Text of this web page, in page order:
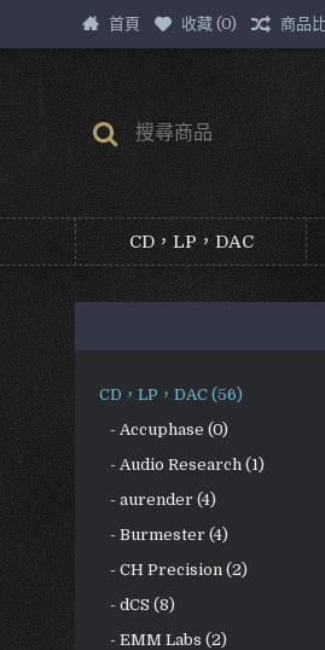
首頁 收藏 (0) 商品
CD，LP，DAC
CD，LP，DAC (56)
- Accuphase (0)
- Audio Research (1)
- aurender (4)
- Burmester (4)
- CH Precision (2)
- dCS (8)
- EMM Labs (2)